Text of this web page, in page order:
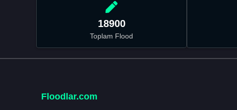
18900
Toplam Flood
Floodlar.com